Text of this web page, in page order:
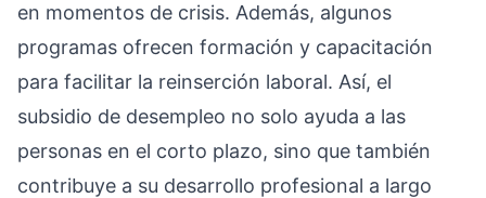
en momentos de crisis. Además, algunos
programas ofrecen formación y capacitación
para facilitar la reinserción laboral. Así, el
subsidio de desempleo no solo ayuda a las
personas en el corto plazo, sino que también
contribuye a su desarrollo profesional a largo